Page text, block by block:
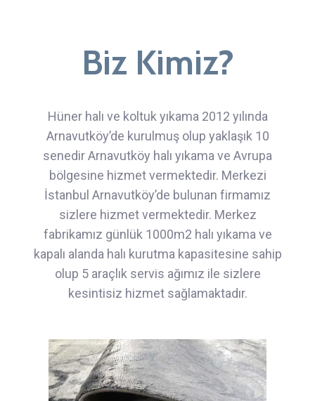
Biz Kimiz?
Hüner halı ve koltuk yıkama 2012 yılında
Arnavutköy’de kurulmuş olup yaklaşık 10
senedir Arnavutköy halı yıkama ve Avrupa
bölgesine hizmet vermektedir. Merkezi
İstanbul Arnavutköy’de bulunan firmamız
sizlere hizmet vermektedir. Merkez
fabrikamız günlük 1000m2 halı yıkama ve
kapalı alanda halı kurutma kapasitesine sahip
olup 5 araçlık servis ağımız ile sizlere
kesintisiz hizmet sağlamaktadır.